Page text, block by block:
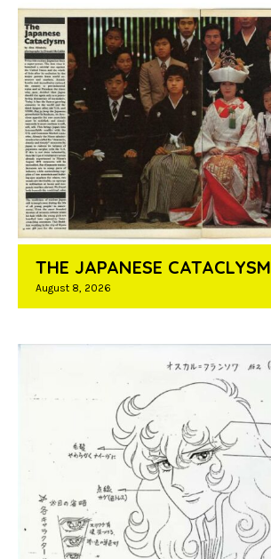
THE JAPANESE CATACLYSM
August 8, 2026